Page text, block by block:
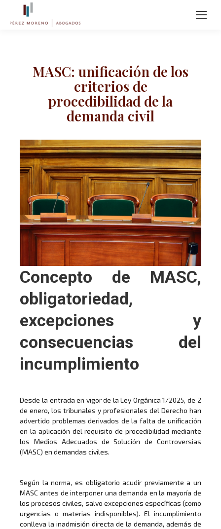
MASC: unificación de los
criterios de
procedibilidad de la
demanda civil
Concepto de MASC,
obligatoriedad,
excepciones y
consecuencias del
incumplimiento
Desde la entrada en vigor de la Ley Orgánica 1/2025, de 2
de enero, los tribunales y profesionales del Derecho han
advertido problemas derivados de la falta de unificación
en la aplicación del requisito de procedibilidad mediante
los Medios Adecuados de Solución de Controversias
(MASC) en demandas civiles.
Según la norma, es obligatorio acudir previamente a un
MASC antes de interponer una demanda en la mayoría de
los procesos civiles, salvo excepciones específicas (como
urgencias o materias indisponibles). El incumplimiento
conlleva la inadmisión directa de la demanda, además de